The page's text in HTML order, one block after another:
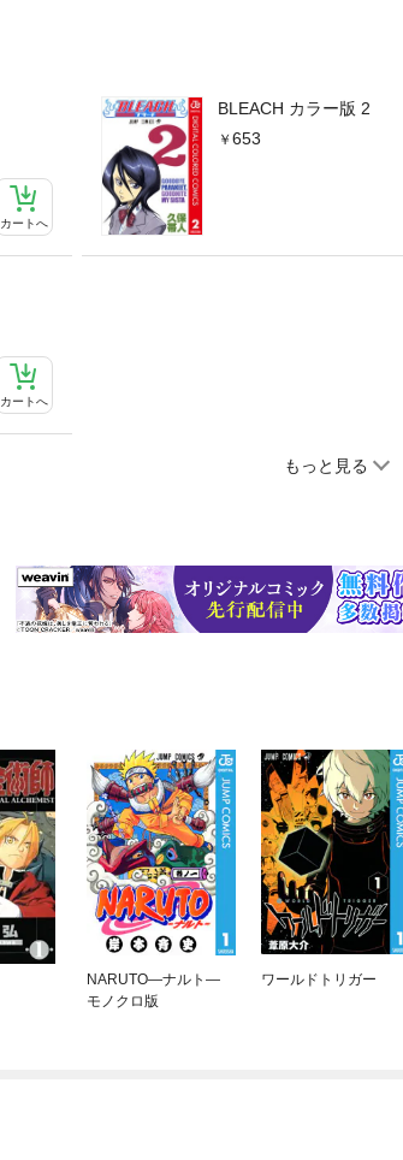
カートへ
BLEACH カラー版 2
653
カートへ
もっと見る
NARUTO—ナルト—
モノクロ版
ワールドトリガー